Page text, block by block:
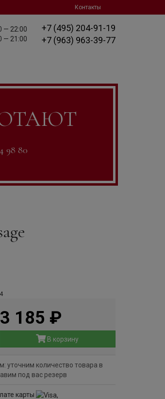
Контакты
— 22:00
— 21:00
+7 (495) 204-91-19
+7 (963) 963-39-77
80
185
В корзину
уточним количество товара в
под вас резерв
карты